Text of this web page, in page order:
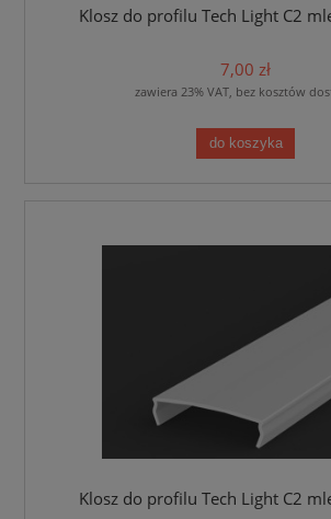
Klosz do profilu Tech Light C2
7,00 zł
zawiera 23% VAT, bez kosztów
do koszyka
Klosz do profilu Tech Light C2